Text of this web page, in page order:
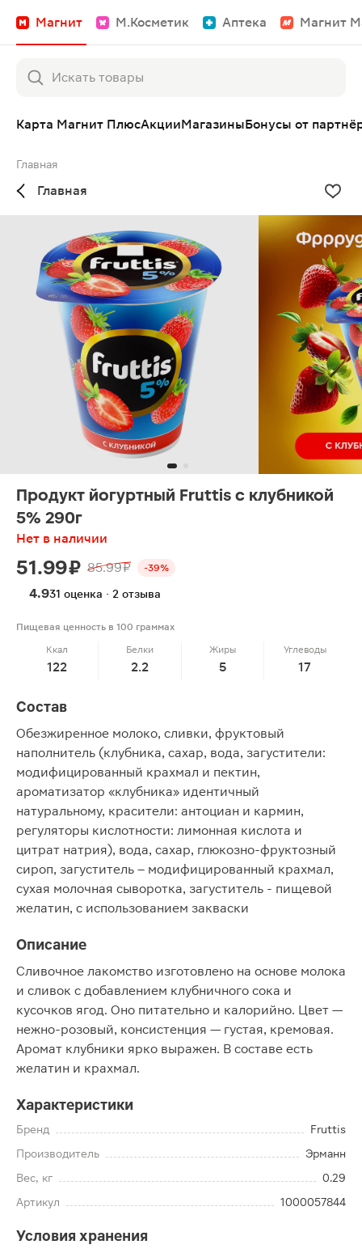
Магнит М.Косметик Аптека Магнит
Карта Магнит ПлюсАкцииМагазиныБонусы от
Главная
Главная
Продукт йогуртный Fruttis с клубникой
5% 290г
Нет в наличии
51.99 ₽ 85.99 ₽ -39%
4.931 оценка · 2 отзыва
Пищевая ценность в 100 граммах
Ккал
122
Белки
2.2
Жиры
5
Углеводы
17
Состав
Обезжиренное молоко, сливки, фруктовый
наполнитель (клубника, сахар, вода, загустители:
модифицированный крахмал и пектин,
ароматизатор «клубника» идентичный
натуральному, красители: антоциан и кармин,
регуляторы кислотности: лимонная кислота и
цитрат натрия), вода, сахар, глюкозно-фруктозный
сироп, загуститель – модифицированный крахмал,
сухая молочная сыворотка, загуститель - пищевой
желатин, с использованием закваски
Описание
Сливочное лакомство изготовлено на основе молока
и сливок с добавлением клубничного сока и
кусочков ягод. Оно питательно и калорийно. Цвет —
нежно-розовый, консистенция — густая, кремовая.
Аромат клубники ярко выражен. В составе есть
желатин и крахмал.
Характеристики
Бренд
Fruttis
Производитель
Эрманн
Вес, кг
0.29
Артикул
1000057844
Условия хранения